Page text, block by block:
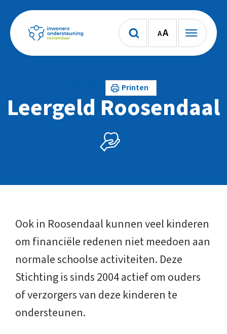
AA
Printen
Leergeld Roosendaal
Ook in Roosendaal kunnen veel kinderen
om financiële redenen niet meedoen aan
normale schoolse activiteiten. Deze
Stichting is sinds 2004 actief om ouders
of verzorgers van deze kinderen te
ondersteunen.